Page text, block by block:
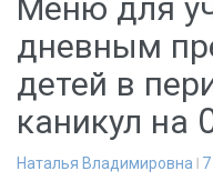
дневным
детей в
каникул на
Наталья Владимировна